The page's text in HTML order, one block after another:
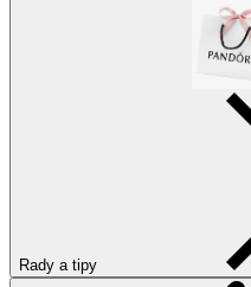
Rady a tipy